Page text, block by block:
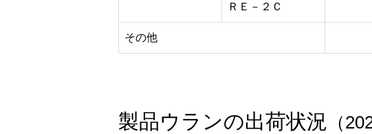
ＲＥ－２Ｃ
その他
製品ウランの出荷状況 （